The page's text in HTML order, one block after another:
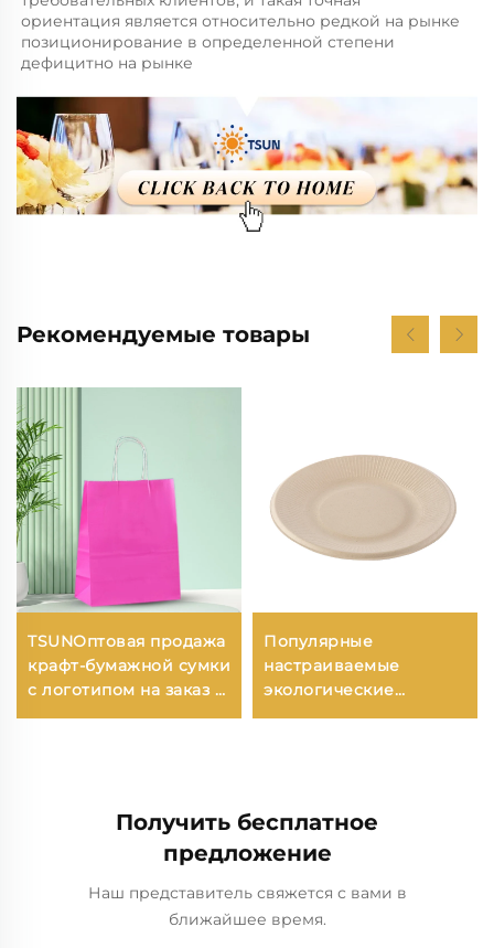
ориентация является относительно редкой на рынке
позиционирование в определенной степени
дефицитно на рынке
Рекомендуемые товары
TSUNОптовая продажа
крафт-бумажной сумки
с логотипом на заказ с
возможностью
пластиковую упаковку
Популярные
настраиваемые
экологические
крафтовые бумажные
Получить бесплатное
предложение
Наш представитель свяжется с вами в
ближайшее время.